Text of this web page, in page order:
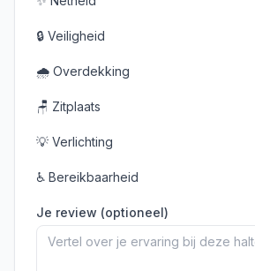
🔒 Veiligheid
🌧️ Overdekking
🪑 Zitplaats
💡 Verlichting
♿ Bereikbaarheid
Je review (optioneel)